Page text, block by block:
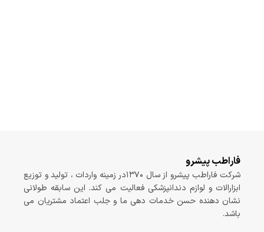
فاراطب پیشرو
شرکت فاراطب پیشرو از سال ۱۳۷۰در زمینه واردات ، تولید و توزیع
ابزارالات و لوازم دندانپزشکی فعالیت می کند. این سابقه طولانی
نشان دهنده حسن خدمات دهی ما و جلب اعتماد مشتریان می
باشد.